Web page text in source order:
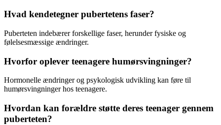
Hvad kendetegner pubertetens faser?
Puberteten indebærer forskellige faser, herunder fysiske og
følelsesmæssige ændringer.
Hvorfor oplever teenagere humørsvingninger?
Hormonelle ændringer og psykologisk udvikling kan føre til
humørsvingninger hos teenagere.
Hvordan kan forældre støtte deres teenager gennem
puberteten?